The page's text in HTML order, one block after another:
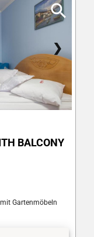
❯
BALCONY
Gartenmöbeln